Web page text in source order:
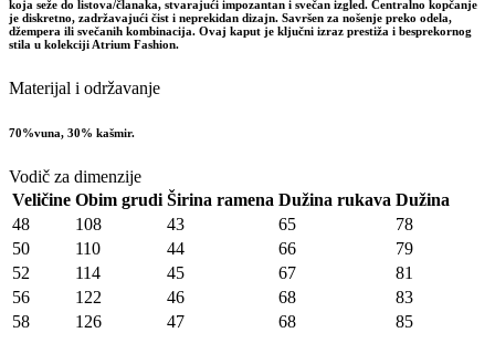
koja seže do listova/članaka, stvarajući impozantan i svečan izgled. Centralno kopčanje
je diskretno, zadržavajući čist i neprekidan dizajn. Savršen za nošenje preko odela,
džempera ili svečanih kombinacija. Ovaj kaput je ključni izraz prestiža i besprekornog
stila u kolekciji Atrium Fashion.
Materijal i održavanje
70%vuna, 30% kašmir.
Vodič za dimenzije
Veličine Obim grudi Širina ramena Dužina rukava Dužina
48
108 43 65
78
50
110 44 66
79
52
114 45 67
81
56
122 46 68
83
58
126 47 68 85